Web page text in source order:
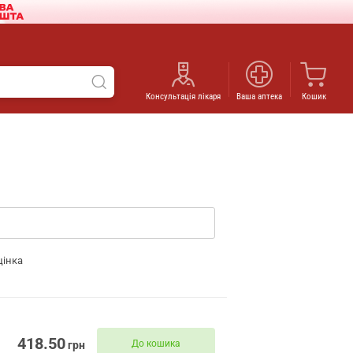
Консультація лікаря Ваша аптека Кошик
418.50грн До кошика